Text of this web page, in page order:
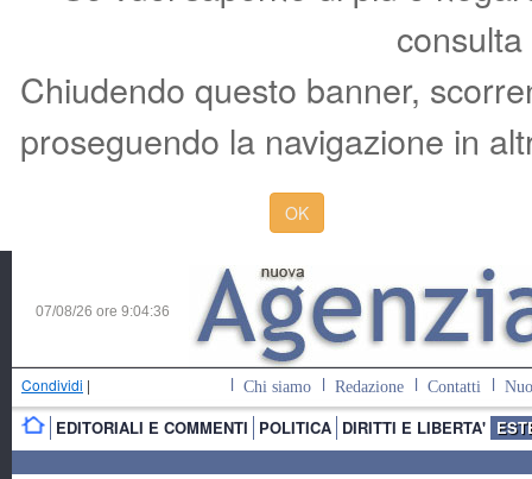
Chiudendo questo banner,
proseguendo la navigazione in
OK
07/08/26 ore 9:04:37
Condividi | Chi siamo Redazione Contatti
EDITORIALI E COMMENTI POLITICA DIRITTI E LIBERTA'